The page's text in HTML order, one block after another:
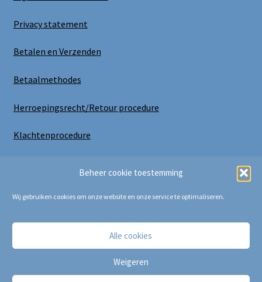
Beheer cookie toestemming
Wij gebruiken cookies om onze website en onze service te optimaliseren.
Alle cookies
Weigeren
Privacy statement
Betalen en Verzenden
Betaalmethodes
Herroepingsrecht/Retour procedure
Klachtenprocedure
Copyright Bij Cora 2025